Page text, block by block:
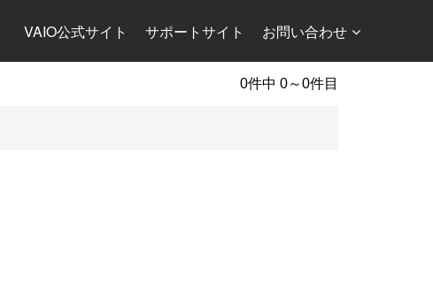
VAIO公式サイト サポートサイト お問い合わせ
0件中 0～0件目